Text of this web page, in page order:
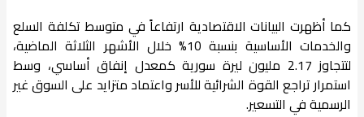
كما أظهرت البيانات الاقتصادية ارتفاعاً في متوسط تكلفة السلع
والخدمات الأساسية بنسبة 10% خلال الأشهر الثلاثة الماضية،
لتتجاوز 2.17 مليون ليرة سورية كمعدل إنفاق أساسي، وسط
استمرار تراجع القوة الشرائية للأسر واعتماد متزايد على السوق غير
الرسمية في التسعير.